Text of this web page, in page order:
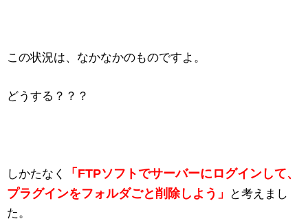
この状況は、なかなかのものですよ。
どうする？？？
しかたなく
「FTPソフトでサーバーにログインして、
プラグインをフォルダごと削除しよう」
と考えまし
た。